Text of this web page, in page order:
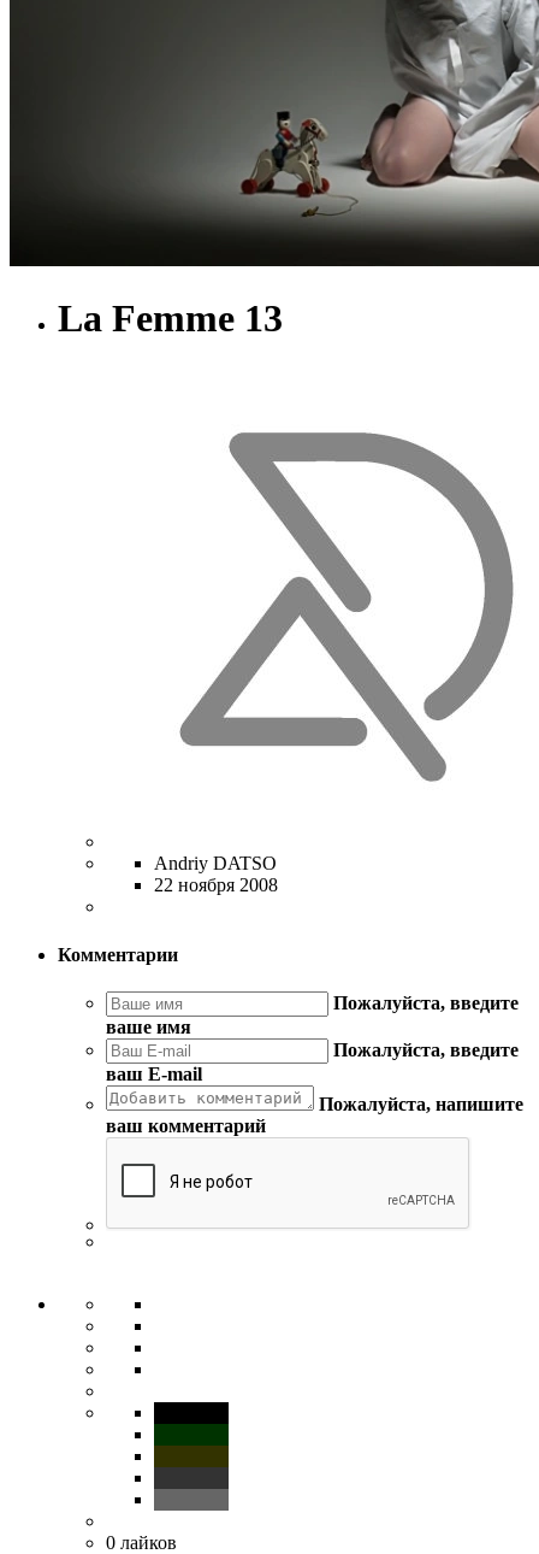
La Femme 13
Andriy DATSO
22 ноября 2008
Комментарии
Пожалуйста, введите
ваше имя
Пожалуйста, введите
ваш E-mail
Пожалуйста, напишите
ваш комментарий
0 лайков